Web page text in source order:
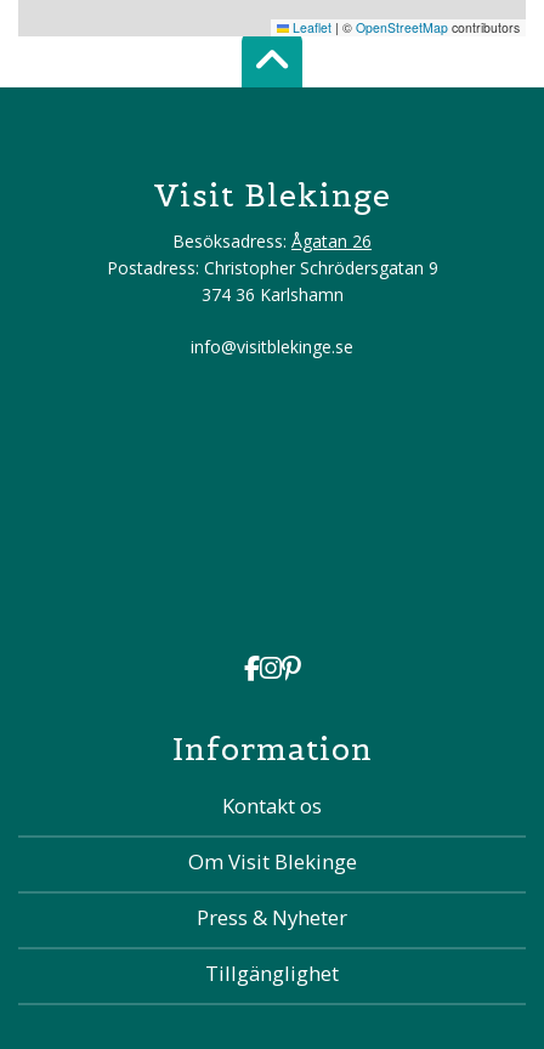
Leaflet | © OpenStreetMap contributors
Scroll top of
Visit Blekinge
Besöksadress: Ågatan 26
Postadress: Christopher Schrödersgatan 9
374 36 Karlshamn
info@visitblekinge.se
Information
Kontakt os
Om Visit Blekinge
Press & Nyheter
Tillgänglighet